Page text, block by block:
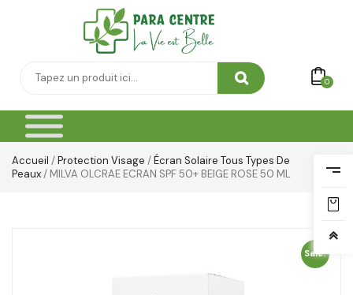
0
Accueil /Protection Visage /Écran Solaire Tous Types De
Peaux/ MILVA OLCRAE ECRAN SPF 50+ BEIGE ROSE 50 ML
Sale!
Yeux & Lévres